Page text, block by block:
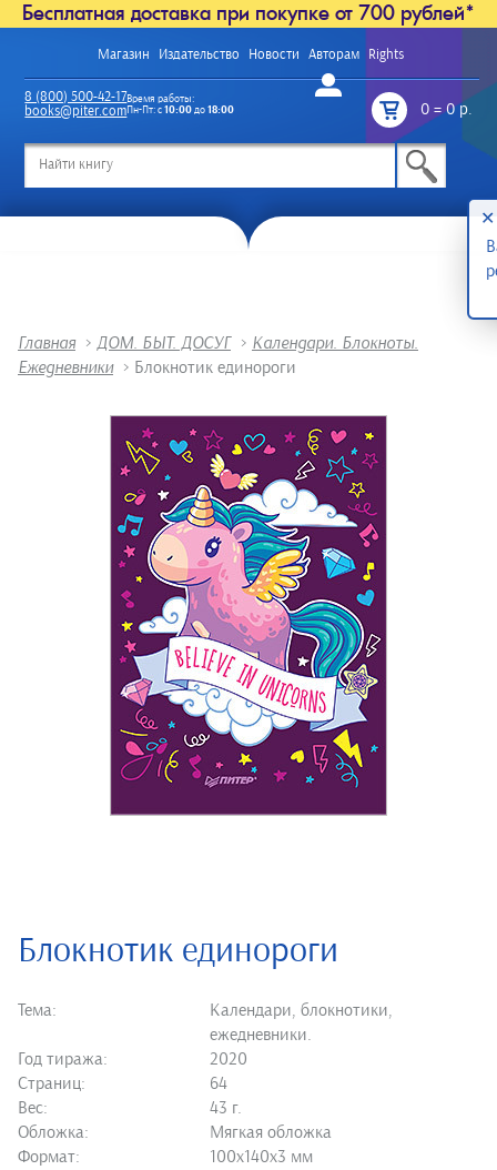
Бесплатная доставка при покупке от 700 рублей*
Магазин Издательство Новости Авторам Rights
Войти
0=0 р.
8 (800) 500-42-17
books@piter.com
Время работы:
Пн-Пт: с10:00до18:00
Главная > ДОМ. БЫТ. ДОСУГ > Календари. Блокноты.
Ежедневники > Блокнотик единороги
Блокнотик единороги
Тема:
Календари, блокнотики,
ежедневники.
Год тиража:
2020
Страниц:
64
Вес:
43 г.
Обложка:
Мягкая обложка
Формат:
100х140х3 мм
✕